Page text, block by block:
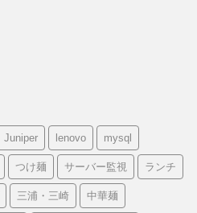
Juniper lenovo mysql
つけ麺 サーバー監視 ランチ
三浦・三崎 中華麺